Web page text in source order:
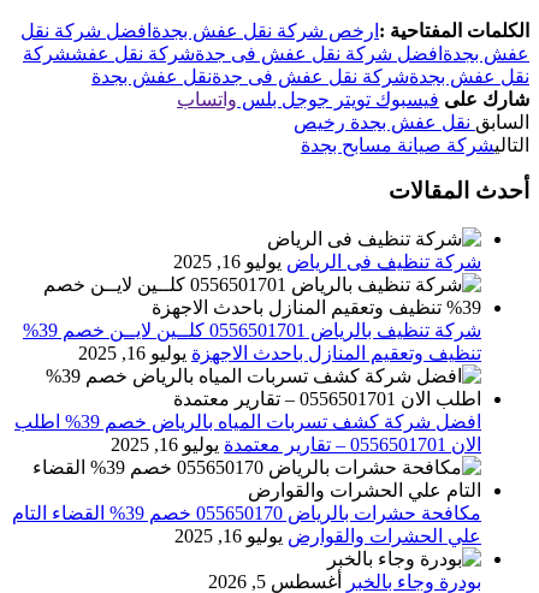
الكلمات المفتاحية : ارخص شركة نقل عفش بجدة افضل شركة نقل
عفش بجدة افضل شركة نقل عفش فى جدةشركة نقل عفششركة
نقل عفش بجدةشركة نقل عفش فى جدةنقل عفش بجدة
شارك على فيسبوك تويتر جوجل بلس واتساب
السابق نقل عفش بجدة رخيص
التاليشركة صيانة مسابح بجدة
أحدث المقالات
شركة تنظيف فى الرياض يوليو 16, 2025
شركة تنظيف بالرياض 0556501701 كلــين لايــن خصم 39%
تنظيف وتعقيم المنازل باحدث الاجهزة يوليو 16, 2025
افضل شركة كشف تسربات المياه بالرياض خصم 39% اطلب
الان 0556501701‬‏ – تقارير معتمدة
يوليو 16, 2025
مكافحة حشرات بالرياض 055650170 خصم 39% القضاء التام
علي الحشرات والقوارض يوليو 16, 2025
بودرة وجاء بالخبر أغسطس 5, 2026